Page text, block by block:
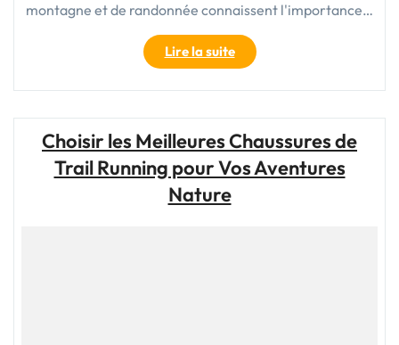
montagne et de randonnée connaissent l'importance…
Lire la suite"Découvrez
la
Nouvelle
:
Performance
Choisir les Meilleures Chaussures de
Trail Running pour Vos Aventures
Nature